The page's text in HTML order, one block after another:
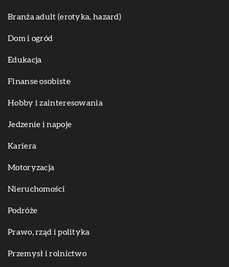
Branża adult (erotyka, hazard)
Dom i ogród
Edukacja
Finanse osobiste
Hobby i zainteresowania
Jedzenie i napoje
Kariera
Motoryzacja
Nieruchomości
Podróże
Prawo, rząd i polityka
Przemysł i rolnictwo